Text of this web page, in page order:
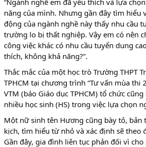
“Ngành nghề em đã yêu thích và lựa
năng của mình. Nhưng gần đây tìm hiểu
động của ngành nghề này thấy nhu cầu
trường lo bị thất nghiệp. Vậy em có nên
công việc khác có nhu cầu tuyển dung
thích, không khả năng?”.
Thắc mắc của một học trò Trường THPT
TPHCM tại chương trình “Tư vấn mùa thi
VTM (báo Giáo dục TPHCM) tổ chức
nhiều học sinh (HS) trong việc lựa chọn
Một nữ sinh tên Hương cũng bày tỏ, bản
kịch, tìm hiểu từ nhỏ và xác định sẽ theo
Gần đây, gia đình liên tục phản đối vì